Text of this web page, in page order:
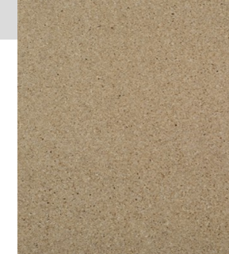
har
flere
varianter.
Mulighederne
kan
vælges
på
varesiden